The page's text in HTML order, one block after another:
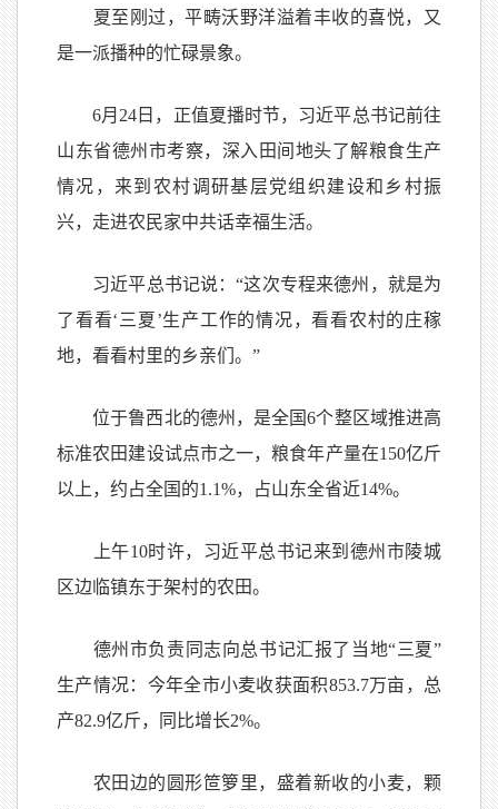
夏至刚过，平畴沃野洋溢着丰收的喜悦，又
是一派播种的忙碌景象。
6月24日，正值夏播时节，习近平总书记前往
山东省德州市考察，深入田间地头了解粮食生产
情况，来到农村调研基层党组织建设和乡村振
兴，走进农民家中共话幸福生活。
习近平总书记说：“这次专程来德州，就是为
了看看‘三夏’生产工作的情况，看看农村的庄稼
地，看看村里的乡亲们。”
位于鲁西北的德州，是全国6个整区域推进高
标准农田建设试点市之一，粮食年产量在150亿斤
以上，约占全国的1.1%，占山东全省近14%。
上午10时许，习近平总书记来到德州市陵城
区边临镇东于架村的农田。
德州市负责同志向总书记汇报了当地“三夏”
生产情况：今年全市小麦收获面积853.7万亩，总
产82.9亿斤，同比增长2%。
农田边的圆形笸箩里，盛着新收的小麦，颗